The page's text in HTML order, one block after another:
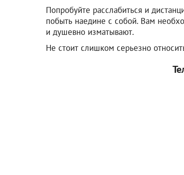
Попробуйте расслабиться и
побыть наедине с собой. Вам
и душевно изматывают.
Не стоит слишком серьезно